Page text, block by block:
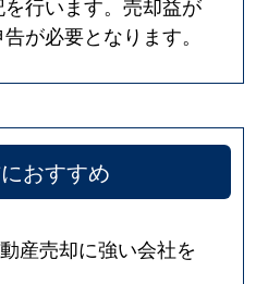
が必要となります。
おすすめ
産売却に強い会社を